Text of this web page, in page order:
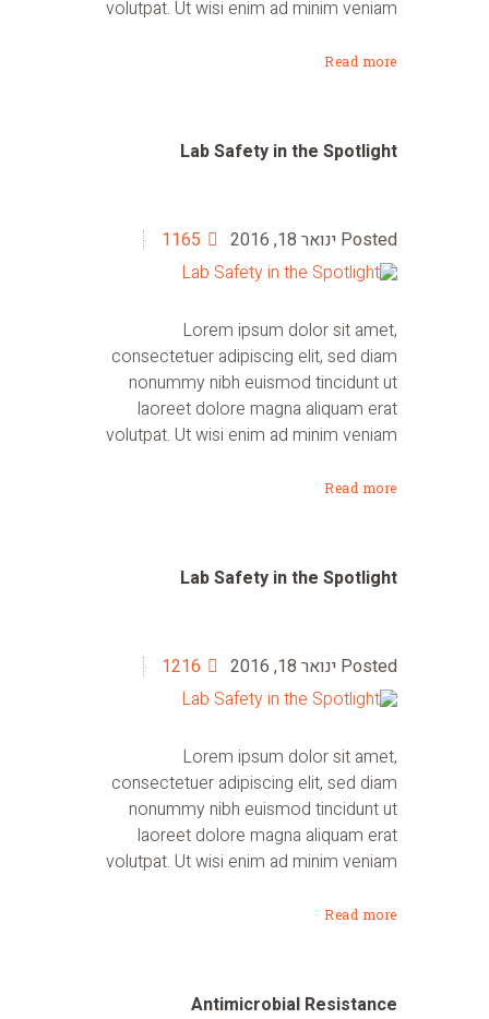
volutpat. Ut wisi enim ad minim veniam
Read more
Lab Safety in the Spotlight
ינואר 18, 2016 1165
Lorem ipsum dolor sit amet,
consectetuer adipiscing elit, sed diam
nonummy nibh euismod tincidunt ut
laoreet dolore magna aliquam erat
volutpat. Ut wisi enim ad minim veniam
Read more
Lab Safety in the Spotlight
ינואר 18, 2016 1216
Lorem ipsum dolor sit amet,
consectetuer adipiscing elit, sed diam
nonummy nibh euismod tincidunt ut
laoreet dolore magna aliquam erat
volutpat. Ut wisi enim ad minim veniam
Read more
Antimicrobial Resistance